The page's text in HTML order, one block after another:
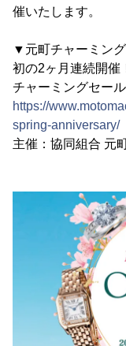
催いたします。
▼元町チャーミン
初の2ヶ月連続開催
チャーミングセー
https://
spring-anniversary/
主催：協同組合 元